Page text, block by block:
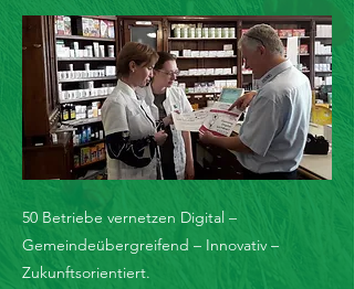
50 Betriebe vernetzen Digital –
Gemeindeübergreifend – Innovativ –
Zukunftsorientiert.